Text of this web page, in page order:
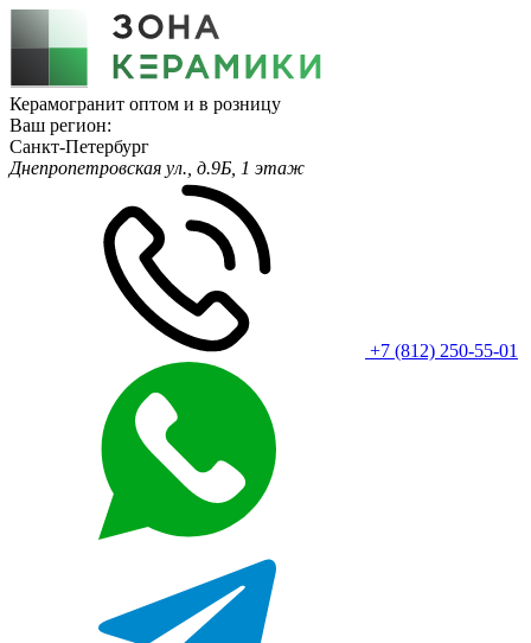
Керамогранит оптом и в розницу
Ваш регион:
Санкт-Петербург
Днепропетровская ул., д.9Б, 1 этаж
+7 (812) 250-55-01